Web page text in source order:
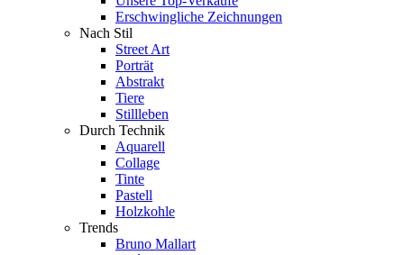
Erschwingliche Zeichnungen
Nach Stil
Street Art
Porträt
Abstrakt
Tiere
Stillleben
Durch Technik
Aquarell
Collage
Tinte
Pastell
Holzkohle
Trends
Bruno Mallart